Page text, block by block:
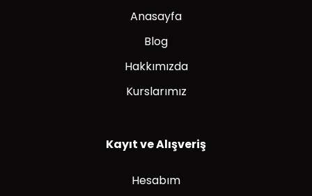
Anasayfa
Blog
Hakkımızda
Kurslarımız
Kayıt ve Alışveriş
Hesabım